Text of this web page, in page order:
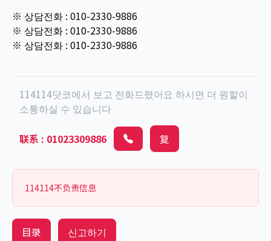
※ 상담전화 : 010-2330-9886
※ 상담전화 : 010-2330-9886
※ 상담전화 : 010-2330-9886
114114닷코에서 보고 전화드렸어요 하시면 더 원할이
소통하실 수 있습니다
联系 : 01023309886 复
114114不负责信息
目录 신고하기